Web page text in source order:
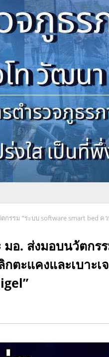
รรม “ระบบ software smart bed ค
อ. ส่งมอบนวัตกร
ะแคงและเบาะเ